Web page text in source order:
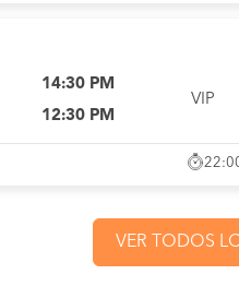
14:30 PM
12:30 PM
VIP
VER TODOS